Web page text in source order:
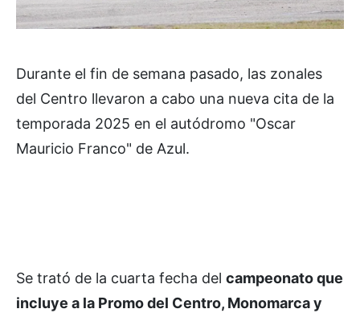
Durante el fin de semana pasado, las zonales
del Centro llevaron a cabo una nueva cita de la
temporada 2025 en el autódromo "Oscar
Mauricio Franco" de Azul.
Se trató de la cuarta fecha del campeonato que
incluye a la Promo del Centro, Monomarca y